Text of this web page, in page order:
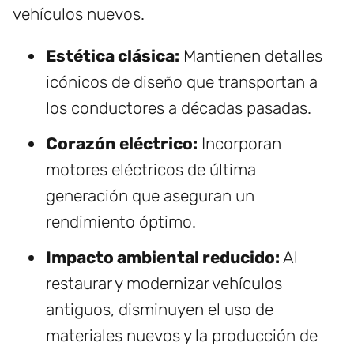
vehículos nuevos.
Estética clásica: Mantienen detalles
icónicos de diseño que transportan a
los conductores a décadas pasadas.
Corazón eléctrico: Incorporan
motores eléctricos de última
generación que aseguran un
rendimiento óptimo.
Impacto ambiental reducido: Al
restaurar y modernizar vehículos
antiguos, disminuyen el uso de
materiales nuevos y la producción de